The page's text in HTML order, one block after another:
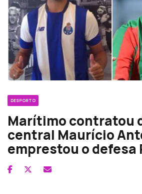
DESPORTO
Marítimo contratou
central Maurício
emprestou o defesa